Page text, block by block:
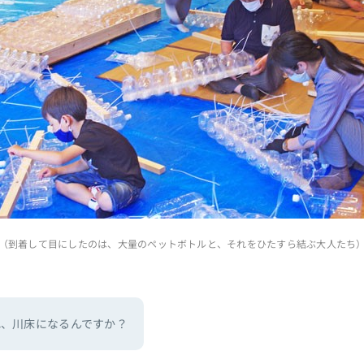
到着して目にしたのは、大量のペットボトルと、それをひたすら結ぶ大人たち
川床になるんですか？